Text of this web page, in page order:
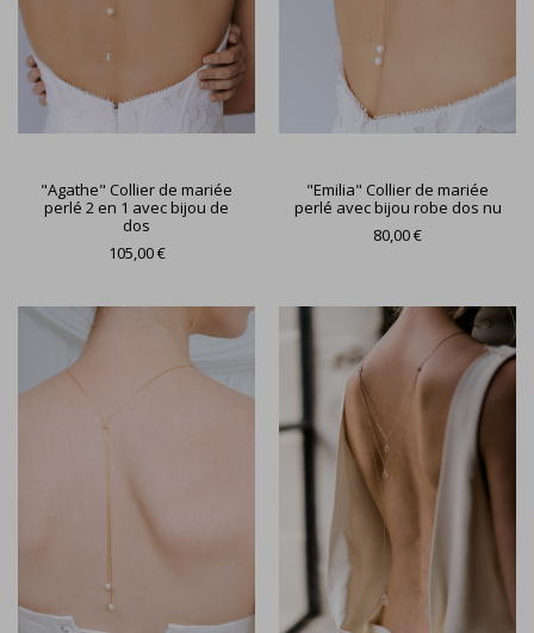
"Agathe" Collier de mariée
perlé 2 en 1 avec bijou de
dos
105,00 €
"Emilia" Collier de mariée
perlé avec bijou robe dos nu
80,00 €